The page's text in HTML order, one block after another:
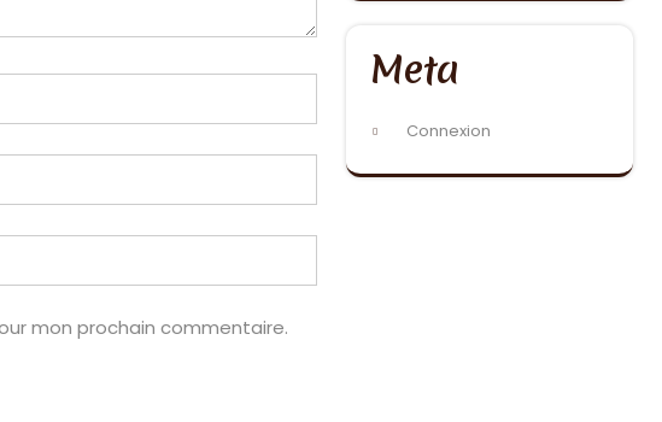
mon prochain commentaire.
Meta
Connexion